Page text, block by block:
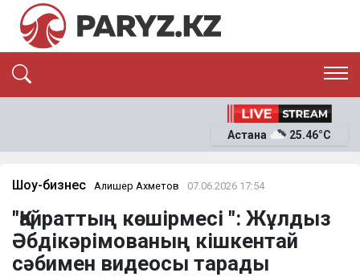
ЭКОНОМИКА
ОҚИҒА
News
Астана 25.46°C
Шоу-бизнес Алишер Ахметов 07.06.2026 17:54
"Қайраттың көшірмесі ": Жұлдыз
Әбдікәрімованың кішкентай
сәбимен видеосы тарады